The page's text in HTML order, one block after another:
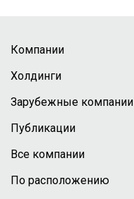
Компании
Холдинги
Зарубежные компании
Публикации
Все компании
По расположению